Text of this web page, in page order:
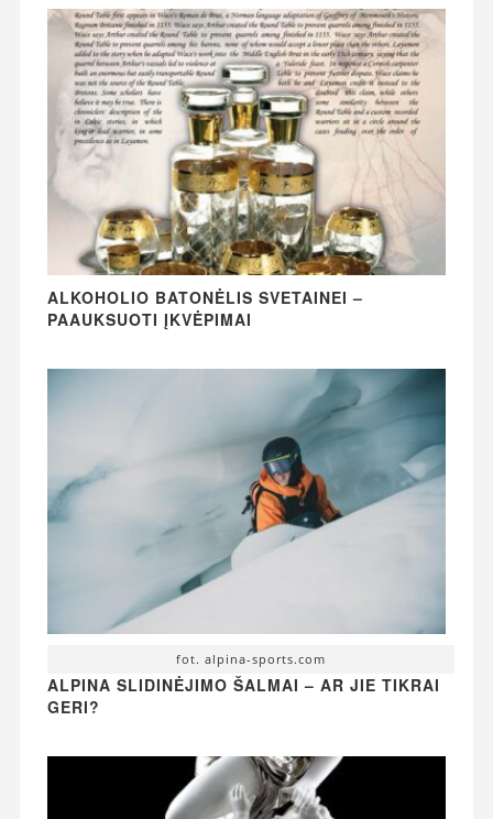
ALKOHOLIO BATONĖLIS SVETAINEI –
PAAUKSUOTI ĮKVĖPIMAI
fot. alpina-sports.com
ALPINA SLIDINĖJIMO ŠALMAI – AR JIE TIKRAI
GERI?